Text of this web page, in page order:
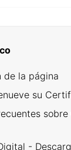
de la página
su
-